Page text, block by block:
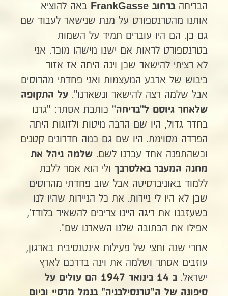
הבריחהברחוב FrankGasse באה להוציא
אותנו מהטרנספורט על מנת שנישאר לעבוד שם
גם כן. הם היו עוברים תמיד על השמות
בטרנספורט לראות אם ישנו מישהו מוכר. אני
לא רציתי להישאר שכן וינה היתה אז אזור
כיבוש של ארבע המעצמות ואני פחדתי מהרוסים
אבל שלמה רצה להישאר ונשארנו". על התקופה
שלאחר גיוסם ל"בריחה" כותבת אסתר: "גרנו
בחדר גדול, היו שם הרבה מיטות ולזוגות היתה
הפרדה מסוימת. היו שם גם כמה חדרונים קטנים
וכשהתפנה אחד עברנו לשם. שלמה ניהל את
מחנה המעבר באלסרבך ולי הוא אמר ללכת
ללמוד באוניברסיטה אבל שוב פחדתי מהרוסים
שכן לא היו לי ניירות. את כל הניירות שהיו לנו
כשעזבנו את ריגה היינו צריכים להשאיר בלודז',
אפילו את הכתובה שלנו השארנו שם".
אחרי שנה וחצי של פעילות אינטנסיבית בארגון,
עוזבים אסתר ושלמה את וינה בדרכם לארץ
ישראל.
ב 14 בינואר 1947 הם עולים על
סיפונה של ה"טרנסילבניה" בנמל מרסיי וביום